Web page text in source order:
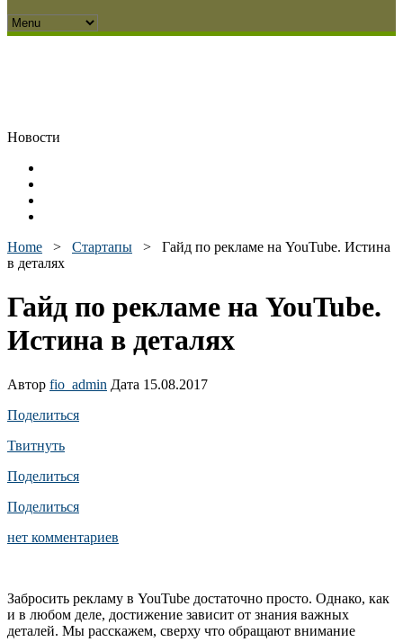
Новости
Home > Стартапы > Гайд по рекламе на YouTube. Истина
в деталях
Гайд по рекламе на YouTube.
Истина в деталях
Автор fio_admin Дата 15.08.2017
Поделиться
Твитнуть
Поделиться
Поделиться
нет комментариев
Забросить рекламу в YouTube достаточно просто. Однако, как
и в любом деле, достижение зависит от знания важных
деталей. Мы расскажем, сверху что обращают внимание